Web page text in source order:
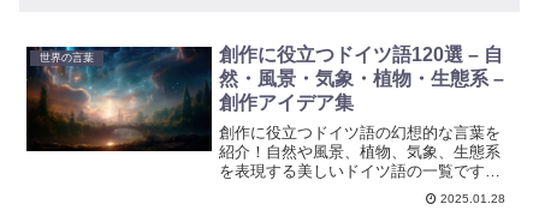
世界の言葉
創作に役立つドイツ語120選 – 自
然・風景・気象・植物・生態系 –
創作アイデア集
創作に役立つドイツ語の幻想的な言葉を
紹介！自然や風景、植物、気象、生態系
を表現する美しいドイツ語の一覧です。
物語のインスピレーションにぜひ活用し
2025.01.28